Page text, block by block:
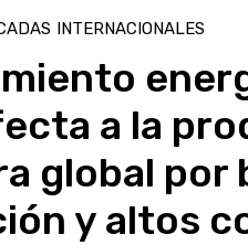
INTERNACIONALES
a la
global por
y altos